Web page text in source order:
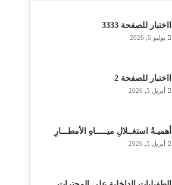
ااختبار للصفحة 3333
يوليو 5, 2026
ااختبار للصفحة 2
أبريل 5, 2026
أهميـةُ استغــلالِ ميـــــاهِ الأمطـــارِ
أبريل 5, 2026